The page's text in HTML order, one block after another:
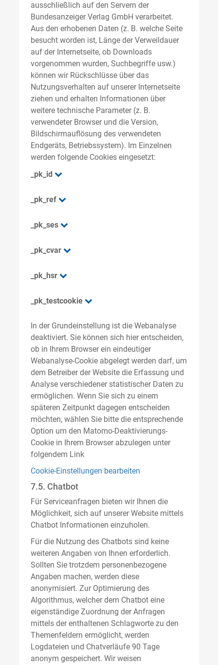
ausschließlich auf den Servern der
Bundesanzeiger Verlag GmbH verarbeitet.
Aus den erhobenen Daten (z. B. welche Seite
besucht worden ist, Länge der Verweildauer
auf der Internetseite, ob Downloads
vorgenommen wurden, Suchbegriffe usw.)
können wir Rückschlüsse über das
Nutzungsverhalten auf unserer Internetseite
ziehen und erhalten Informationen über
weitere technische Parameter (z. B.
verwendeter Browser und die Version,
Bildschirmauflösung des verwendeten
Endgeräts, Betriebssystem). Im Einzelnen
werden folgende Cookies eingesetzt:
_pk_id
_pk_ref
_pk_ses
_pk_cvar
_pk_hsr
_pk_testcookie
In der Grundeinstellung ist die Webanalyse
deaktiviert. Sie können sich hier entscheiden,
ob in Ihrem Browser ein eindeutiger
Webanalyse-Cookie abgelegt werden darf, um
dem Betreiber der Website die Erfassung und
Analyse verschiedener statistischer Daten zu
ermöglichen. Wenn Sie sich zu einem
späteren Zeitpunkt dagegen entscheiden
möchten, wählen Sie bitte die entsprechende
Option um den Matomo-Deaktivierungs-
Cookie in Ihrem Browser abzulegen unter
folgendem Link
Cookie-Einstellungen bearbeiten
7.5. Chatbot
Für Serviceanfragen bieten wir Ihnen die
Möglichkeit, sich auf unserer Website mittels
Chatbot Informationen einzuholen.
Für die Nutzung des Chatbots sind keine
weiteren Angaben von Ihnen erforderlich.
Sollten Sie trotzdem personenbezogene
Angaben machen, werden diese
anonymisiert. Zur Optimierung des
Algorithmus, welcher dem Chatbot eine
eigenständige Zuordnung der Anfragen
mittels der enthaltenen Schlagworte zu den
Themenfeldern ermöglicht, werden
Logdateien und Chatverläufe 90 Tage
anonym gespeichert. Wir weisen